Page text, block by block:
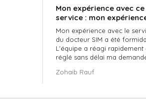
Mon expérience avec ce
service : mon
avec le service de
doctorSIM a été
Mon expérience avec le
du docteur SIM a été
L'équipe a réagi rapidement
réglé sans délai ma demande
Dans l'ensemble, j'ai vraiment
Zohaib Rauf